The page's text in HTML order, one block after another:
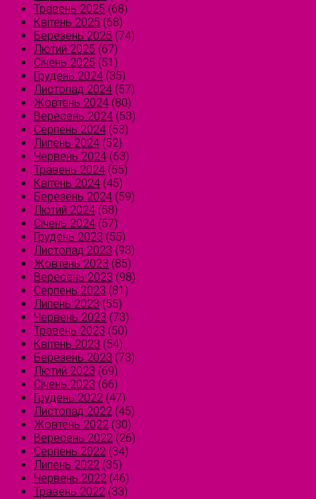
Травень 2025 (68)
Квітень 2025 (68)
Березень 2025 (74)
Лютий 2025 (67)
Січень 2025 (51)
Грудень 2024 (35)
Листопад 2024 (57)
Жовтень 2024 (80)
Вересень 2024 (53)
Серпень 2024 (53)
Липень 2024 (52)
Червень 2024 (63)
Травень 2024 (55)
Квітень 2024 (45)
Березень 2024 (59)
Лютий 2024 (58)
Січень 2024 (57)
Грудень 2023 (55)
Листопад 2023 (93)
Жовтень 2023 (85)
Вересень 2023 (98)
Серпень 2023 (81)
Липень 2023 (55)
Червень 2023 (73)
Травень 2023 (50)
Квітень 2023 (54)
Березень 2023 (73)
Лютий 2023 (69)
Січень 2023 (66)
Грудень 2022 (47)
Листопад 2022 (45)
Жовтень 2022 (30)
Вересень 2022 (26)
Серпень 2022 (34)
Липень 2022 (35)
Червень 2022 (46)
Травень 2022 (33)